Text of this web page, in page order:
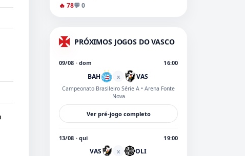
🔥 78💬 0
PRÓXIMOS JOGOS DO VASCO
09/08 · dom 16:00
BAH x VAS
Campeonato Brasileiro Série A • Arena Fonte
Nova
Ver pré-jogo completo
13/08 · qui 19:00
VAS x OLI